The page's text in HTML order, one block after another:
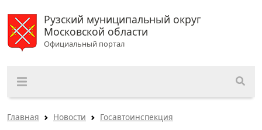
Рузский муниципальный округ
Московской области
Официальный портал
Главная Новости Госавтоинспекция